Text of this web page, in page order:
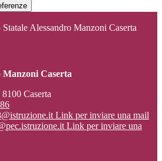
Alessandro Manzoni Caserta
Manzoni Caserta
Caserta
Link per inviare una mail
Link per inviare una